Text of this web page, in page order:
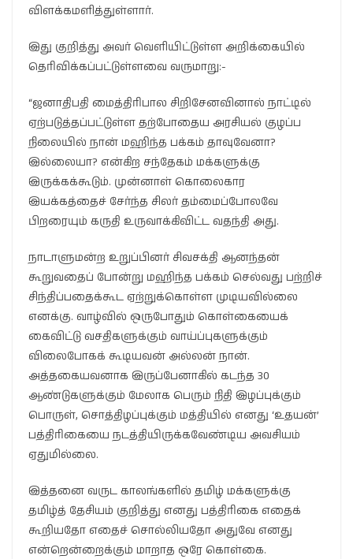
விளக்கமளித்துள்ளார்.
இது குறித்து அவர் வெளியிட்டுள்ள அறிக்கையில்
தெரிவிக்கப்பட்டுள்ளவை வருமாறு:-
“ஜனாதிபதி மைத்திரிபால சிறிசேனவினால் நாட்டில்
ஏற்படுத்தப்பட்டுள்ள தற்போதைய அரசியல் குழப்ப
நிலையில் நான் மஹிந்த பக்கம் தாவுவேனா?
இல்லையா? என்கிற சந்தேகம் மக்களுக்கு
இருக்கக்கூடும். முன்னாள் கொலைகார
இயக்கத்தைச் சேர்ந்த சிலர் தம்மைப்போலவே
பிறரையும் கருதி உருவாக்கிவிட்ட வதந்தி அது.
நாடாளுமன்ற உறுப்பினர் சிவசக்தி ஆனந்தன்
கூறுவதைப் போன்று மஹிந்த பக்கம் செல்வது பற்றிச்
சிந்திப்பதைக்கூட ஏற்றுக்கொள்ள முடியவில்லை
எனக்கு. வாழ்வில் ஒருபோதும் கொள்கையைக்
கைவிட்டு வசதிகளுக்கும் வாய்ப்புகளுக்கும்
விலைபோகக் கூடியவன் அல்லன் நான்.
அத்தகையவனாக இருப்பேனாகில் கடந்த 30
ஆண்டுகளுக்கும் மேலாக பெரும் நிதி இழப்புக்கும்
பொருள், சொத்திழப்புக்கும் மத்தியில் எனது ‘உதயன்’
பத்திரிகையை நடத்தியிருக்கவேண்டிய அவசியம்
ஏதுமில்லை.
இத்தனை வருட காலங்களில் தமிழ் மக்களுக்கு
தமிழ்த் தேசியம் குறித்து எனது பத்திரிகை எதைக்
கூறியதோ எதைச் சொல்லியதோ அதுவே எனது
என்றென்றைக்கும் மாறாத ஒரே கொள்கை.